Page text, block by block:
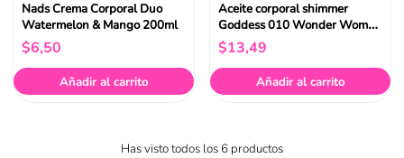
Nads Crema Corporal Duo
Watermelon & Mango 200ml
$6,50
Añadir al carrito
Aceite corporal shimmer
Goddess 010 Wonder Woman
Catrice
$13,49
Añadir al carrito
Has visto todos los 6 productos